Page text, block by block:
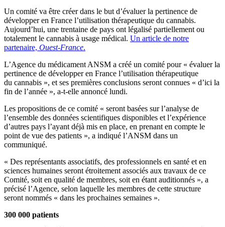
Un comité va être créer dans le but d’évaluer la pertinence de
développer en France l’utilisation thérapeutique du cannabis.
Aujourd’hui, une trentaine de pays ont légalisé partiellement ou
totalement le cannabis à usage médical. Un article de notre
partenaire, Ouest-France.
L’Agence du médicament ANSM a créé un comité pour « évaluer la
pertinence de développer en France l’utilisation thérapeutique
du cannabis », et ses premières conclusions seront connues « d’ici la
fin de l’année », a-t-elle annoncé lundi.
Les propositions de ce comité « seront basées sur l’analyse de
l’ensemble des données scientifiques disponibles et l’expérience
d’autres pays l’ayant déjà mis en place, en prenant en compte le
point de vue des patients », a indiqué l’ANSM dans un
communiqué.
« Des représentants associatifs, des professionnels en santé et en
sciences humaines seront étroitement associés aux travaux de ce
Comité, soit en qualité de membres, soit en étant auditionnés », a
précisé l’Agence, selon laquelle les membres de cette structure
seront nommés « dans les prochaines semaines ».
300 000 patients